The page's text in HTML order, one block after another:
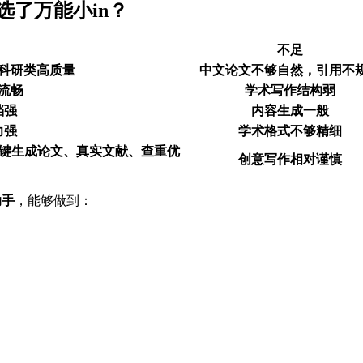
了万能小in？
不足
研类高质量
中文论文不够自然，引用不
畅
学术写作结构弱
强
内容生成一般
强
学术格式不够精细
生成论文、真实文献、查重优
创意写作相对谨慎
，能够做到：